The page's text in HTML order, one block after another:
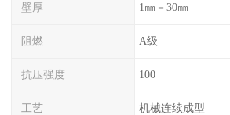
壁厚 1㎜－30㎜
阻燃 A级
抗压强度 100
工艺 机械连续成型